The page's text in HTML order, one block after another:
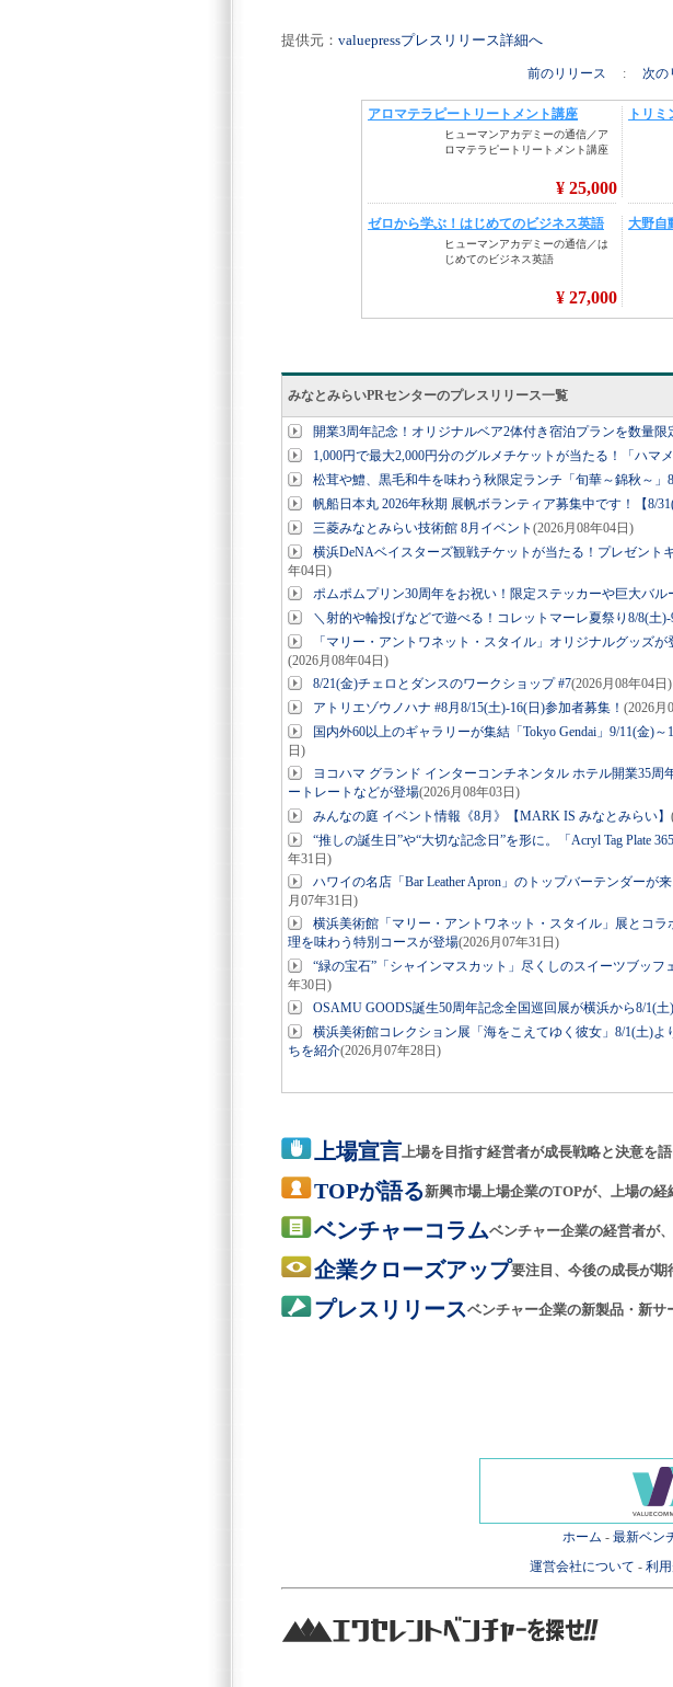
提供元： valuepressプレスリリース詳細へ
前のリリース : 次の
みなとみらいPRセンターのプレスリリース一覧
開業3周年記念！オリジナルベア2体付き宿泊プランを数量限
1,000円で最大2,000円分のグルメチケットが当たる！「ハマ
松茸や鱧、黒毛和牛を味わう秋限定ランチ「旬華～錦秋～」
帆船日本丸 2026年秋期 展帆ボランティア募集中です！【8/31(
三菱みなとみらい技術館 8月イベント (2026月08年04日)
横浜DeNAベイスターズ観戦チケットが当たる！プレゼント
年04日)
ポムポムプリン30周年をお祝い！限定ステッカーや巨大バル
＼射的や輪投げなどで遊べる！コレットマーレ夏祭り8/8(土)-
「マリー・アントワネット・スタイル」オリジナルグッズ
(2026月08年04日)
8/21(金)チェロとダンスのワークショップ #7(2026月08年04日)
アトリエゾウノハナ #8月8/15(土)-16(日)参加者募集！ (2026月
国内外60以上のギャラリーが集結「Tokyo Gendai」9/11(金)
日)
ヨコハマ グランド インターコンチネンタル ホテル開業35
ートレートなどが登場(2026月08年03日)
みんなの庭 イベント情報《8月》【MARK IS みなとみらい】
“推しの誕生日”や“大切な記念日”を形に。「Acryl Tag Plate
年31日)
ハワイの名店「Bar Leather Apron」のトップバーテンダーが
月07年31日)
横浜美術館「マリー・アントワネット・スタイル」展とコ
理を味わう特別コースが登場(2026月07年31日)
“緑の宝石”「シャインマスカット」尽くしのスイーツブッフ
年30日)
OSAMU GOODS誕生50周年記念全国巡回展が横浜から8/1(土
横浜美術館コレクション展「海をこえてゆく彼女」8/1(土)
ちを紹介(2026月07年28日)
上場宣言上場を目指す経営者が成長戦略と決意を
TOPが語る新興市場上場企業のTOPが、上場の経
ベンチャーコラムベンチャー企業の経営者が
企業クローズアップ要注目、今後の成長が期
プレスリリースベンチャー企業の新製品・新サ
ホーム - 最新ベン
運営会社について - 利